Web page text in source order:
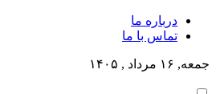
درباره ما
تماس با ما
جمعه, ۱۶ مرداد , ۱۴۰۵